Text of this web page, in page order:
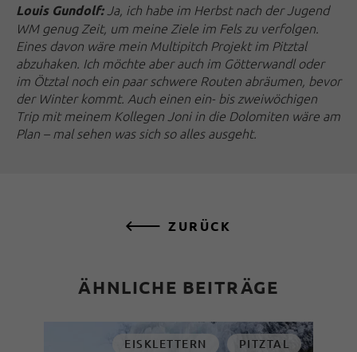
Louis Gundolf: Ja, ich habe im Herbst nach der Jugend
WM genug Zeit, um meine Ziele im Fels zu verfolgen.
Eines davon wäre mein Multipitch Projekt im Pitztal
abzuhaken. Ich möchte aber auch im Götterwandl oder
im Ötztal noch ein paar schwere Routen abräumen, bevor
der Winter kommt. Auch einen ein- bis zweiwöchigen
Trip mit meinem Kollegen Joni in die Dolomiten wäre am
Plan – mal sehen was sich so alles ausgeht.
ZURÜCK
ÄHNLICHE BEITRÄGE
EISKLETTERN PITZTAL